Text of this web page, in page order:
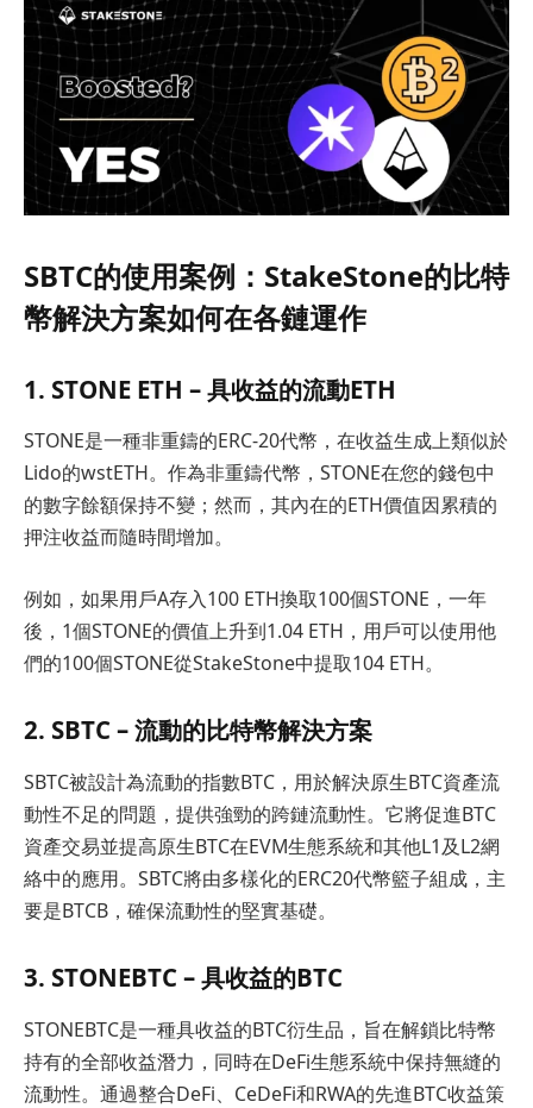
SBTC的使用案例：StakeStone的比特
幣解決方案如何在各鏈運作
1. STONE ETH – 具收益的流動ETH
STONE是一種非重鑄的ERC-20代幣，在收益生成上類似於
Lido的wstETH。作為非重鑄代幣，STONE在您的錢包中
的數字餘額保持不變；然而，其內在的ETH價值因累積的
押注收益而隨時間增加。
例如，如果用戶A存入100 ETH換取100個STONE，一年
後，1個STONE的價值上升到1.04 ETH，用戶可以使用他
們的100個STONE從StakeStone中提取104 ETH。
2. SBTC – 流動的比特幣解決方案
SBTC被設計為流動的指數BTC，用於解決原生BTC資產流
動性不足的問題，提供強勁的跨鏈流動性。它將促進BTC
資產交易並提高原生BTC在EVM生態系統和其他L1及L2網
絡中的應用。SBTC將由多樣化的ERC20代幣籃子組成，主
要是BTCB，確保流動性的堅實基礎。
3. STONEBTC – 具收益的BTC
STONEBTC是一種具收益的BTC衍生品，旨在解鎖比特幣
持有的全部收益潛力，同時在DeFi生態系統中保持無縫的
流動性。通過整合DeFi、CeDeFi和RWA的先進BTC收益策